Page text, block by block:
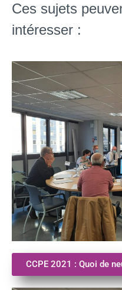
Ces sujets
intéresser :
CCPE 2021 : Quoi de